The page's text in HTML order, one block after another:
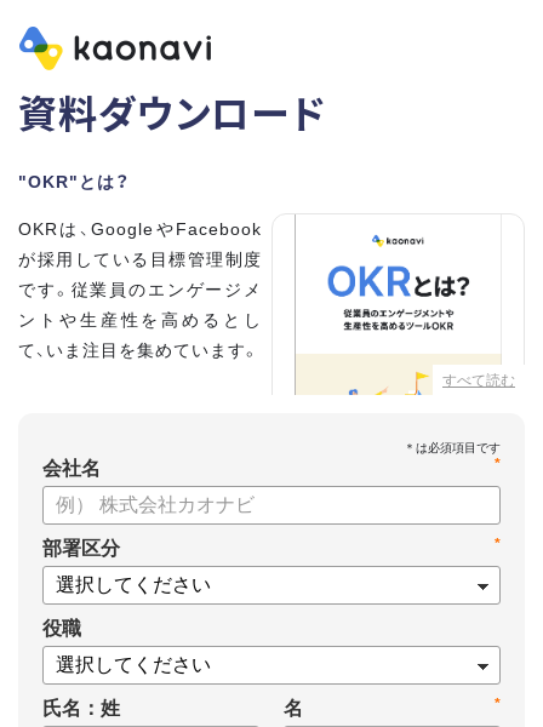
資料ダウンロード
"OKR"とは？
すべて読む
OKRは、GoogleやFacebook
が採用している目標管理制度
です。従業員のエンゲージメ
ントや生産性を高めるとし
て、いま注目を集めています。
・OKRと従来の目標管理制度
との違い
・OKRを導入、運用するにはどうすればいいのか
・OKRの運用を助けるツール
についてまとめましたので、ぜひお役立てください。
*
会社名
*
部署区分
役職
氏名：姓 *
名